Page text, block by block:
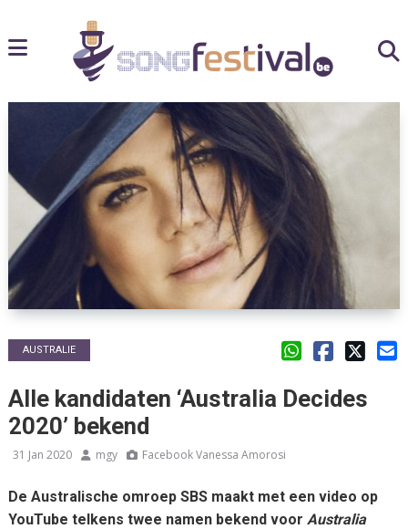
AUSTRALIE
Alle kandidaten ‘Australia Decides
2020’ bekend
31 Jan 2020 mgy Facebook Vanessa Amorosi
De Australische omroep SBS maakt met een video op
YouTube telkens twee namen bekend voor Australia